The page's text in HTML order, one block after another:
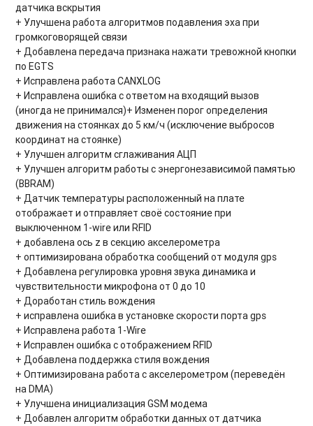
датчика вскрытия
+ Улучшена работа алгоритмов подавления эха при
громкоговорящей связи
+ Добавлена передача признака нажати тревожной кнопки
по EGTS
+ Исправлена работа CANXLOG
+ Исправлена ошибка с ответом на входящий вызов
(иногда не принимался)+ Изменен порог определения
движения на стоянках до 5 км/ч (исключение выбросов
координат на стоянке)
+ Улучшен алгоритм сглаживания АЦП
+ Улучшен алгоритм работы с энергонезависимой памятью
(BBRAM)
+ Датчик температуры расположенный на плате
отображает и отправляет своё состояние при
выключенном 1-wire или RFID
+ добавлена ось z в секцию акселерометра
+ оптимизирована обработка сообщений от модуля gps
+ Добавлена регулировка уровня звука динамика и
чувствительности микрофона от 0 до 10
+ Доработан стиль вождения
+ исправлена ошибка в установке скорости порта gps
+ Исправлена работа 1-Wire
+ Исправлен ошибка с отображением RFID
+ Добавлена поддержка стиля вождения
+ Оптимизирована работа с акселерометром (переведён
на DMA)
+ Улучшена инициализация GSM модема
+ Добавлен алгоритм обработки данных от датчика